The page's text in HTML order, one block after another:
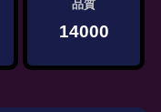
品質
14000